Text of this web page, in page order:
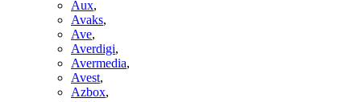
Aux,
Avaks,
Ave,
Averdigi,
Avermedia,
Avest,
Azbox,